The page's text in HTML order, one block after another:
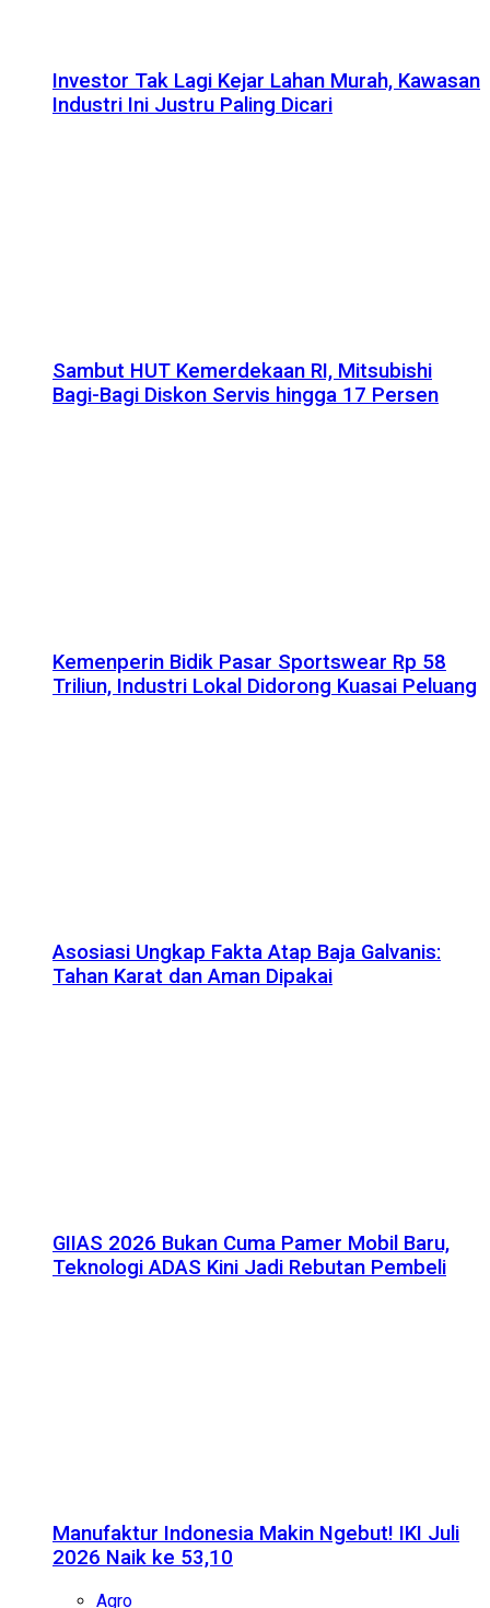
Investor Tak Lagi Kejar Lahan Murah, Kawasan
Industri Ini Justru Paling Dicari
Sambut HUT Kemerdekaan RI, Mitsubishi
Bagi-Bagi Diskon Servis hingga 17 Persen
Kemenperin Bidik Pasar Sportswear Rp 58
Triliun, Industri Lokal Didorong Kuasai Peluang
Asosiasi Ungkap Fakta Atap Baja Galvanis:
Tahan Karat dan Aman Dipakai
GIIAS 2026 Bukan Cuma Pamer Mobil Baru,
Teknologi ADAS Kini Jadi Rebutan Pembeli
Manufaktur Indonesia Makin Ngebut! IKI Juli
2026 Naik ke 53,10
Agro